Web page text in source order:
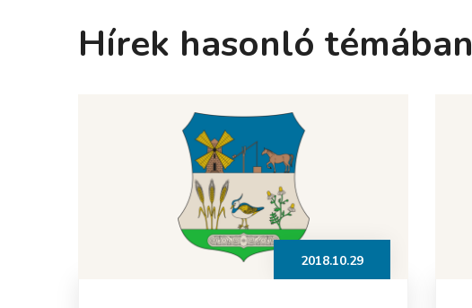
Hírek hasonló témában
2018.10.29